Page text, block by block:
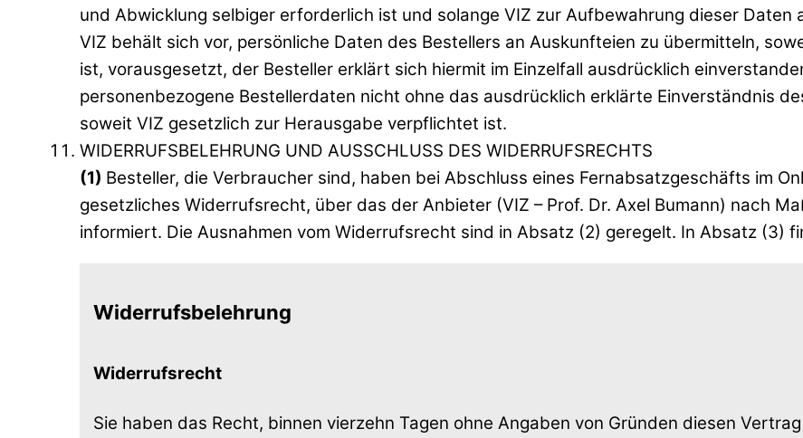
und Abwicklung selbiger erforderlich ist und solange VIZ zur Aufbewahrung dieser
VIZ behält sich vor, persönliche Daten des Bestellers an Auskunfteien zu übermitteln,
ist, vorausgesetzt, der Besteller erklärt sich hiermit im Einzelfall ausdrücklich
personenbezogene Bestellerdaten nicht ohne das ausdrücklich erklärte Einverständnis
soweit VIZ gesetzlich zur Herausgabe verpflichtet ist.
WIDERRUFSBELEHRUNG UND AUSSCHLUSS DES WIDERRUFSRECHTS
(1) Besteller, die Verbraucher sind, haben bei Abschluss eines Fernabsatzgeschäfts im
gesetzliches Widerrufsrecht, über das der Anbieter (VIZ – Prof. Dr. Axel Bumann) nach
informiert. Die Ausnahmen vom Widerrufsrecht sind in Absatz (2) geregelt. In Absatz (3)
Widerrufsbelehrung
Widerrufsrecht
Sie haben das Recht, binnen vierzehn Tagen ohne Angaben von Gründen diesen